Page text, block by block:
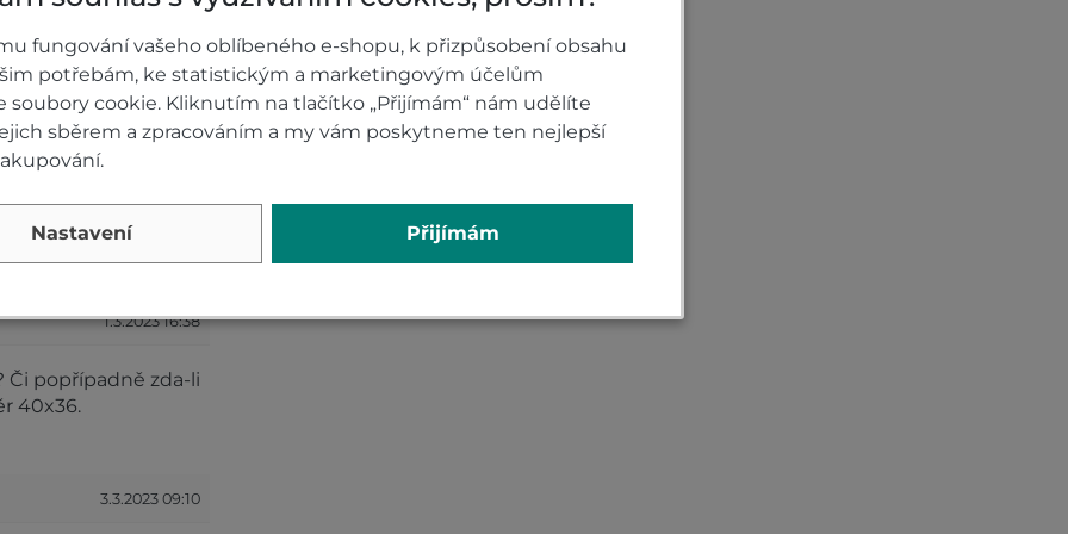
11.3.2025 07:55
je filtr
filtr-honda-
1.3.2023 16:38
Či popřípadně zda-li
40x36.
3.3.2023 09:10
fungování vašeho oblíbeného e-shopu, k přizpůsobení obsahu
potřebám, ke statistickým a marketingovým účelům
soubory cookie. Kliknutím na tlačítko „Přijímám“ nám udělíte
sběrem a zpracováním a my vám poskytneme ten nejlepší
Nastavení Přijímám